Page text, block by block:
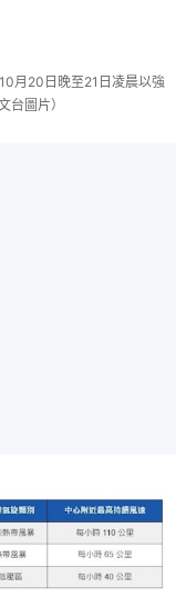
月20日晚至21日凌晨以強
圖片）